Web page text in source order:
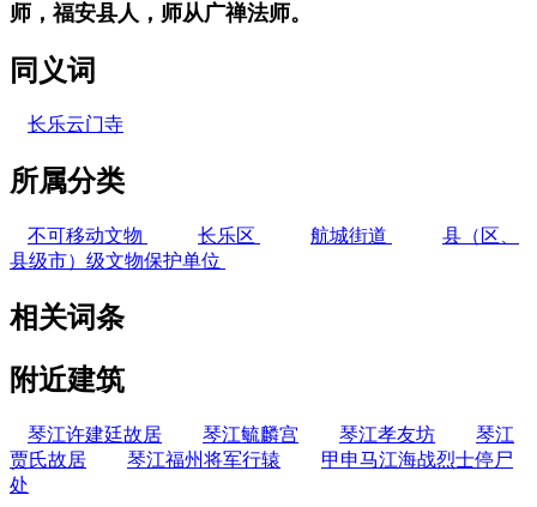
师，福安县人，师从广禅法师。
同义词
长乐云门寺
所属分类
不可移动文物 长乐区 航城街道
县（区、
县级市）级文物保护单位
相关词条
附近建筑
琴江许建廷故居 琴江毓麟宫 琴江孝友坊
琴江
贾氏故居
琴江福州将军行辕
甲申马江海战烈士停尸
处